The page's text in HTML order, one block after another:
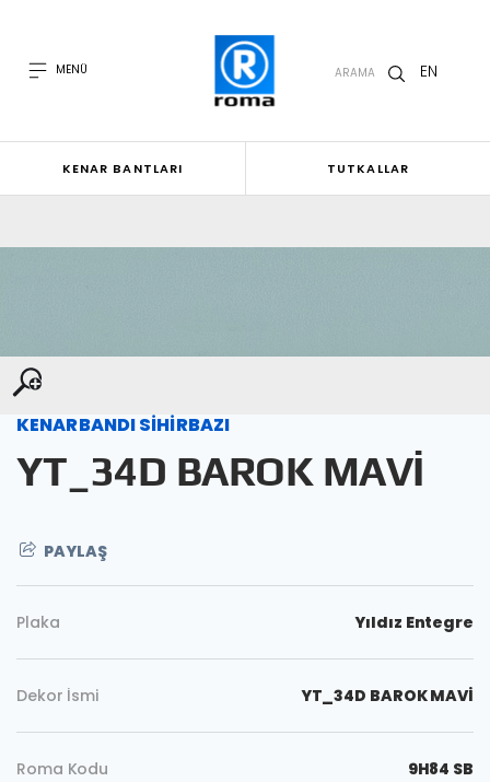
MENÜ ARAMA EN
KENAR BANTLARI TUTKALLAR
KENARBANDI SİHİRBAZI
YT_34D BAROK MAVİ
PAYLAŞ
Plaka Yıldız Entegre
Dekor İsmi YT_34D BAROK MAVİ
Roma Kodu 9H84 SB